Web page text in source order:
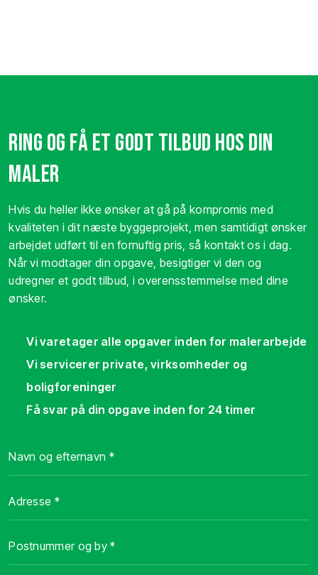
​Ring og få et godt tilbud hos din
maler
Hvis du heller ikke ønsker at gå på kompromis med
kvaliteten i dit næste byggeprojekt, men samtidigt ønsker
arbejdet udført til en fornuftig pris, så kontakt os i dag.
Når vi modtager din opgave, besigtiger vi den og
udregner et godt tilbud, i overensstemmelse med dine
ønsker.
​Vi varetager alle opgaver inden for malerarbejde
​Vi servicerer private, virksomheder og
boligforeninger
Få svar på din opgave inden for 24 timer